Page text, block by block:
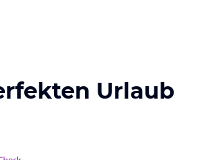
Urlaub